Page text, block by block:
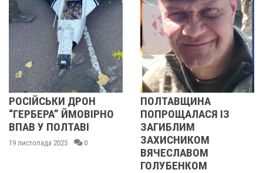
ДРОН
ЙМОВІРНО
0
ПОЛТАВЩИНА
ПОПРОЩАЛАСЯ ІЗ
ЗАГИБЛИМ
ЗАХИСНИКОМ
ВЯЧЕСЛАВОМ
ГОЛУБЕНКОМ
ЗАВЖДИ